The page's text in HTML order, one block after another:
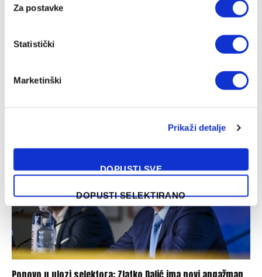
Za postavke
Statistički
Marketinški
Prikaži detalje
DOPUSTI SVE
DOPUSTI SELEKTIRANO
PRETHODNI ČLANAK
Sport: Vasilj i St. Pauli na
kolu ATP turnira u Munchenu